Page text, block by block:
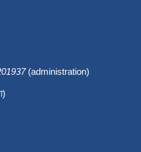
(administration)